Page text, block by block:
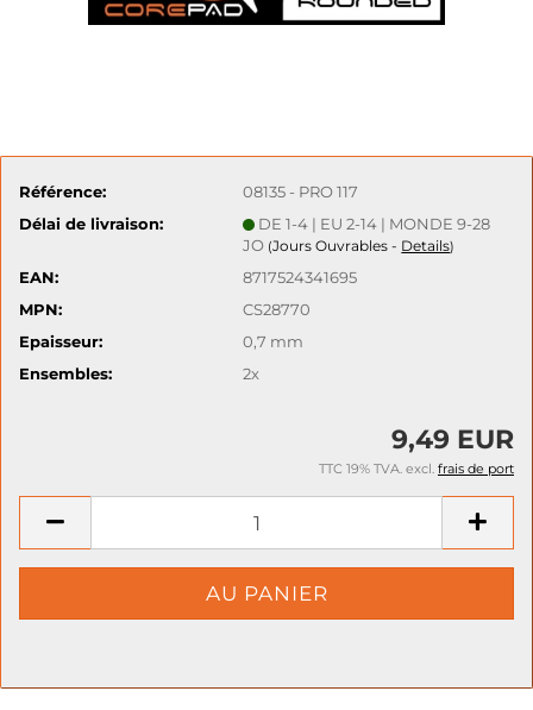
Référence:
08135 - PRO 117
Délai de livraison:
DE 1-4 | EU 2-14 | MONDE 9-28
JO (Jours Ouvrables - Details)
EAN:
8717524341695
MPN:
CS28770
Epaisseur:
0,7 mm
Ensembles:
2x
9,49 EUR
TTC 19% TVA. excl. frais de port